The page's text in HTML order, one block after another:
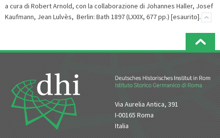
a cura di Robert Arnold, con la collaborazione di Johannes Haller, Josef
Kaufmann, Jean Lulvès, Berlin: Bath 1897 (LXXIX, 677 pp.) [esaurito].
Via Aurelia Antica, 391
I-00165 Roma
Italia